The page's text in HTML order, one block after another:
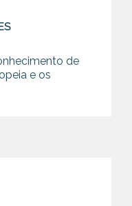
de
e os